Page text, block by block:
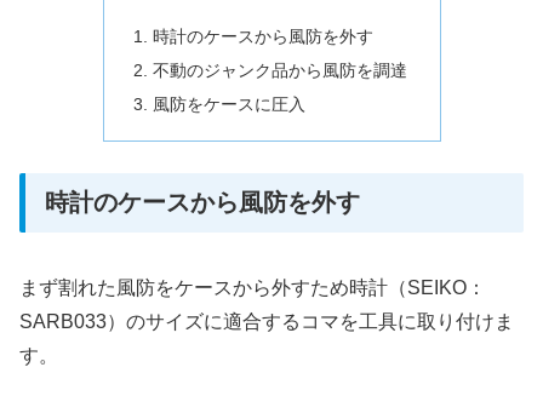
時計のケースから風防を外す
不動のジャンク品から風防を調達
風防をケースに圧入
時計のケースから風防を外す
まず割れた風防をケースから外すため時計（SEIKO：
SARB033）のサイズに適合するコマを工具に取り付けま
す。